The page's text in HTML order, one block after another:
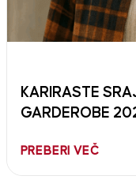
KARIRASTE
GARDEROBE
PREBERI VEČ